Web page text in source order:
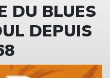
DU BLUES
DEPUIS